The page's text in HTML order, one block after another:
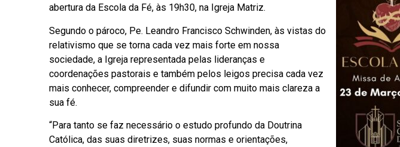
abertura da Escola da Fé, às 19h30, na Igreja Matriz.
Segundo o pároco, Pe. Leandro Francisco Schwinden, às vistas do
relativismo que se torna cada vez mais forte em nossa
sociedade, a Igreja representada pelas lideranças e
coordenações pastorais e também pelos leigos precisa cada vez
mais conhecer, compreender e difundir com muito mais clareza a
sua fé.
“Para tanto se faz necessário o estudo profundo da Doutrina
Católica, das suas diretrizes, suas normas e orientações,